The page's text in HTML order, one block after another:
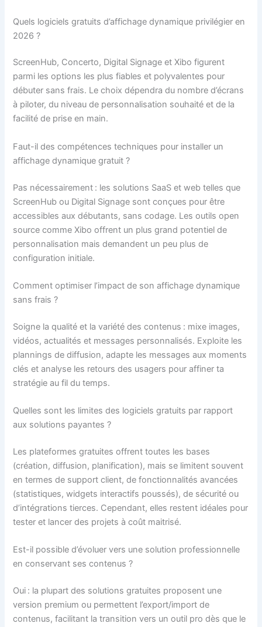
Quels logiciels gratuits d’affichage dynamique privilégier en
2026 ?
ScreenHub, Concerto, Digital Signage et Xibo figurent
parmi les options les plus fiables et polyvalentes pour
débuter sans frais. Le choix dépendra du nombre d’écrans
à piloter, du niveau de personnalisation souhaité et de la
facilité de prise en main.
Faut-il des compétences techniques pour installer un
affichage dynamique gratuit ?
Pas nécessairement : les solutions SaaS et web telles que
ScreenHub ou Digital Signage sont conçues pour être
accessibles aux débutants, sans codage. Les outils open
source comme Xibo offrent un plus grand potentiel de
personnalisation mais demandent un peu plus de
configuration initiale.
Comment optimiser l’impact de son affichage dynamique
sans frais ?
Soigne la qualité et la variété des contenus : mixe images,
vidéos, actualités et messages personnalisés. Exploite les
plannings de diffusion, adapte les messages aux moments
clés et analyse les retours des usagers pour affiner ta
stratégie au fil du temps.
Quelles sont les limites des logiciels gratuits par rapport
aux solutions payantes ?
Les plateformes gratuites offrent toutes les bases
(création, diffusion, planification), mais se limitent souvent
en termes de support client, de fonctionnalités avancées
(statistiques, widgets interactifs poussés), de sécurité ou
d’intégrations tierces. Cependant, elles restent idéales pour
tester et lancer des projets à coût maitrisé.
Est-il possible d’évoluer vers une solution professionnelle
en conservant ses contenus ?
Oui : la plupart des solutions gratuites proposent une
version premium ou permettent l’export/import de
contenus, facilitant la transition vers un outil pro dès que le